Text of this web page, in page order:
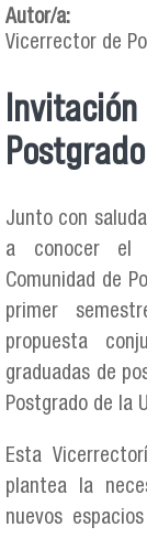
Autor/a:
Vicerrector de
Postgrado
Junto con
a conocer el
Comunidad de
primer
propuesta
graduadas de
Postgrado de la
Esta
plantea la
nuevos